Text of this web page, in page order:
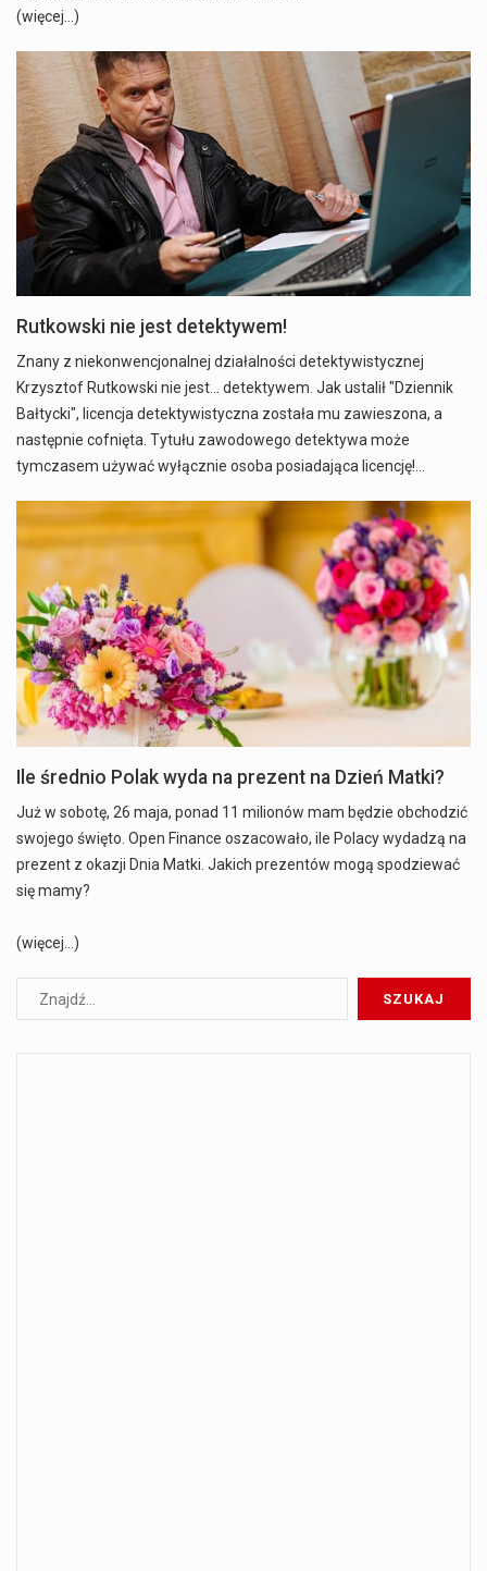
(więcej…)
Rutkowski nie jest detektywem!
Znany z niekonwencjonalnej działalności detektywistycznej
Krzysztof Rutkowski nie jest... detektywem. Jak ustalił "Dziennik
Bałtycki", licencja detektywistyczna została mu zawieszona, a
następnie cofnięta. Tytułu zawodowego detektywa może
tymczasem używać wyłącznie osoba posiadająca licencję!…
Ile średnio Polak wyda na prezent na Dzień Matki?
Już w sobotę, 26 maja, ponad 11 milionów mam będzie obchodzić
swojego święto. Open Finance oszacowało, ile Polacy wydadzą na
prezent z okazji Dnia Matki. Jakich prezentów mogą spodziewać
się mamy?
(więcej…)